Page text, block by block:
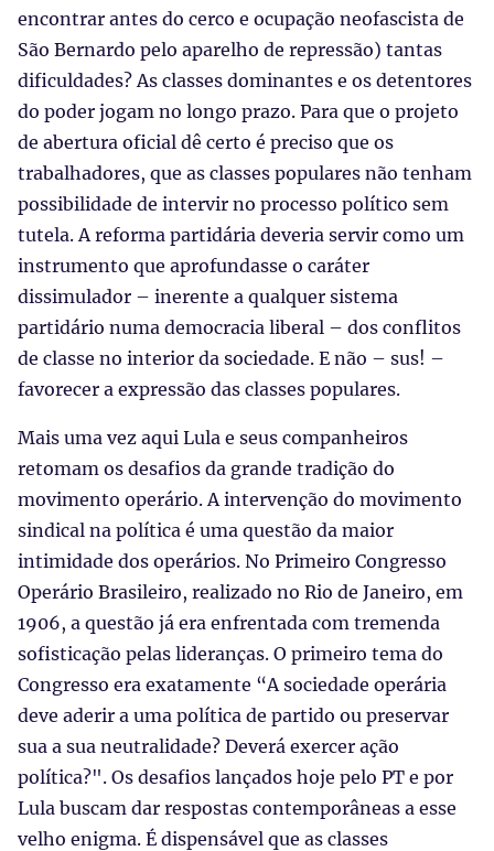
encontrar antes do cerco e ocupação neofascista de
São Bernardo pelo aparelho de repressão) tantas
dificuldades? As classes dominantes e os detentores
do poder jogam no longo prazo. Para que o projeto
de abertura oficial dê certo é preciso que os
trabalhadores, que as classes populares não tenham
possibilidade de intervir no processo político sem
tutela. A reforma partidária deveria servir como um
instrumento que aprofundasse o caráter
dissimulador – inerente a qualquer sistema
partidário numa democracia liberal – dos conflitos
de classe no interior da sociedade. E não – sus! –
favorecer a expressão das classes populares.
Mais uma vez aqui Lula e seus companheiros
retomam os desafios da grande tradição do
movimento operário. A intervenção do movimento
sindical na política é uma questão da maior
intimidade dos operários. No Primeiro Congresso
Operário Brasileiro, realizado no Rio de Janeiro, em
1906, a questão já era enfrentada com tremenda
sofisticação pelas lideranças. O primeiro tema do
Congresso era exatamente “A sociedade operária
deve aderir a uma política de partido ou preservar
sua a sua neutralidade? Deverá exercer ação
política?". Os desafios lançados hoje pelo PT e por
Lula buscam dar respostas contemporâneas a esse
velho enigma. É dispensável que as classes